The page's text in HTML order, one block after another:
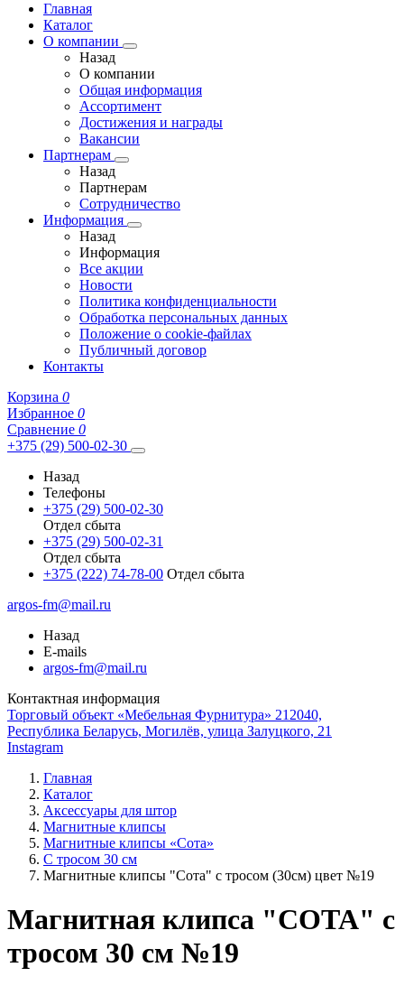
Главная
Каталог
О компании
Назад
О компании
Общая информация
Ассортимент
Достижения и награды
Вакансии
Партнерам
Назад
Партнерам
Сотрудничество
Информация
Назад
Информация
Все акции
Новости
Политика конфиденциальности
Обработка персональных данных
Положение о cookie-файлах
Публичный договор
Контакты
Корзина 0
Избранное 0
Сравнение 0
+375 (29) 500-02-30
Назад
Телефоны
+375 (29) 500-02-30
Отдел сбыта
+375 (29) 500-02-31
Отдел сбыта
+375 (222) 74-78-00 Отдел сбыта
argos-fm@mail.ru
Назад
E-mails
argos-fm@mail.ru
Контактная информация
Торговый объект «Мебельная Фурнитура» 212040,
Республика Беларусь, Могилёв, улица Залуцкого, 21
Instagram
Главная
Каталог
Аксессуары для штор
Магнитные клипсы
Магнитные клипсы «Сота»
С тросом 30 см
Магнитные клипсы "Сота" с тросом (30см) цвет №19
Магнитная клипса "СОТА" с
тросом 30 см №19